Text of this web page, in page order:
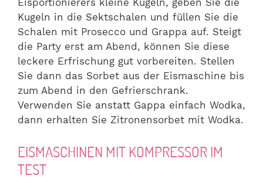
Eisportionierers kleine Kugeln, geben Sie die
Kugeln in die Sektschalen und füllen Sie die
Schalen mit Prosecco und Grappa auf. Steigt
die Party erst am Abend, können Sie diese
leckere Erfrischung gut vorbereiten. Stellen
Sie dann das Sorbet aus der Eismaschine bis
zum Abend in den Gefrierschrank.
Verwenden Sie anstatt Gappa einfach Wodka,
dann erhalten Sie Zitronensorbet mit Wodka.
EISMASCHINEN MIT KOMPRESSOR IM
TEST